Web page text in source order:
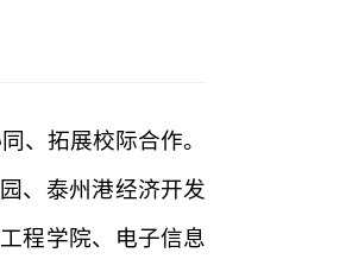
、拓展校际合作。
、泰州港经济开发
程学院、电子信息